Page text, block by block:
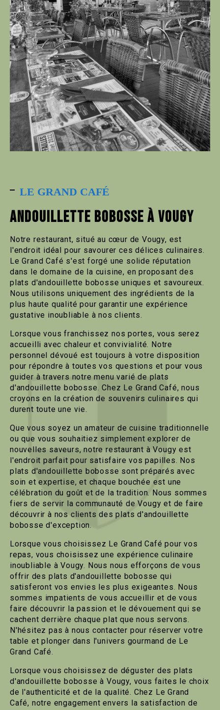
LE GRAND CAFÉ
ANDOUILLETTE BOBOSSE À VOUGY
Notre restaurant, situé au cœur de Vougy, est
l'endroit idéal pour savourer ces délices culinaires.
Le Grand Café s'est forgé une solide réputation
dans le domaine de la cuisine, en proposant des
plats d'andouillette bobosse uniques et savoureux.
Nous utilisons uniquement des ingrédients de la
plus haute qualité pour garantir une expérience
gustative inoubliable à nos clients.
Lorsque vous franchissez nos portes, vous serez
accueilli avec chaleur et convivialité. Notre
personnel dévoué est toujours à votre disposition
pour répondre à toutes vos questions et pour vous
guider à travers notre menu varié de plats
d'andouillette bobosse. Chez Le Grand Café, nous
croyons en la création de souvenirs culinaires qui
durent toute une vie.
Que vous soyez un amateur de cuisine traditionnelle
ou que vous souhaitiez simplement explorer de
nouvelles saveurs, notre restaurant à Vougy est
l'endroit parfait pour satisfaire vos papilles. Nos
plats d'andouillette bobosse sont préparés avec
soin et expertise, et chaque bouchée est une
célébration du goût et de la tradition. Nous sommes
fiers de servir la communauté de Vougy et de faire
découvrir à nos clients des plats d'andouillette
bobosse d'exception.
Lorsque vous choisissez Le Grand Café pour vos
repas, vous choisissez une expérience culinaire
inoubliable à Vougy. Nous nous efforçons de vous
offrir des plats d'andouillette bobosse qui
satisferont vos envies les plus exigeantes. Nous
sommes impatients de vous accueillir et de vous
faire découvrir la passion et le dévouement qui se
cachent derrière chaque plat que nous servons.
N'hésitez pas à nous contacter pour réserver votre
table et plonger dans l'univers gourmand de Le
Grand Café.
Lorsque vous choisissez de déguster des plats
d'andouillette bobosse à Vougy, vous faites le choix
de l'authenticité et de la qualité. Chez Le Grand
Café, notre engagement envers la satisfaction de